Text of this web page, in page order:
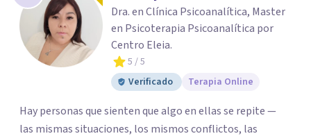
Dra. en Clínica Psicoanalítica, Master
en Psicoterapia Psicoanalítica por
Centro Eleia.
5 / 5
Verificado
Terapia Online
Hay personas que sienten que algo en ellas se repite —
las mismas situaciones, los mismos conflictos, las